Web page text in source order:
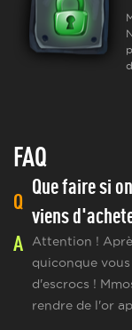
FAQ
Q
Que faire si
viens
A
Attention !
quiconque
d'escrocs !
rendre de l'or